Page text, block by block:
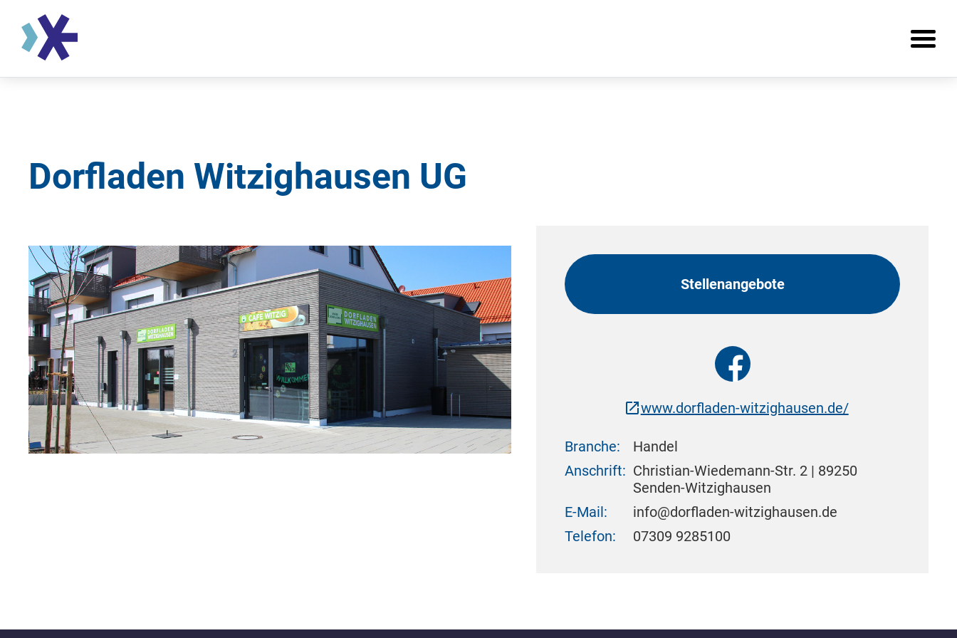
Dorfladen Witzighausen UG
Stellenangebote
www.dorfladen-witzighausen.de/
Branche:
Handel
Anschrift: Christian-Wiedemann-Str. 2 | 89250
Senden-Witzighausen
E-Mail:
info@dorfladen-witzighausen.de
Telefon:
07309 9285100